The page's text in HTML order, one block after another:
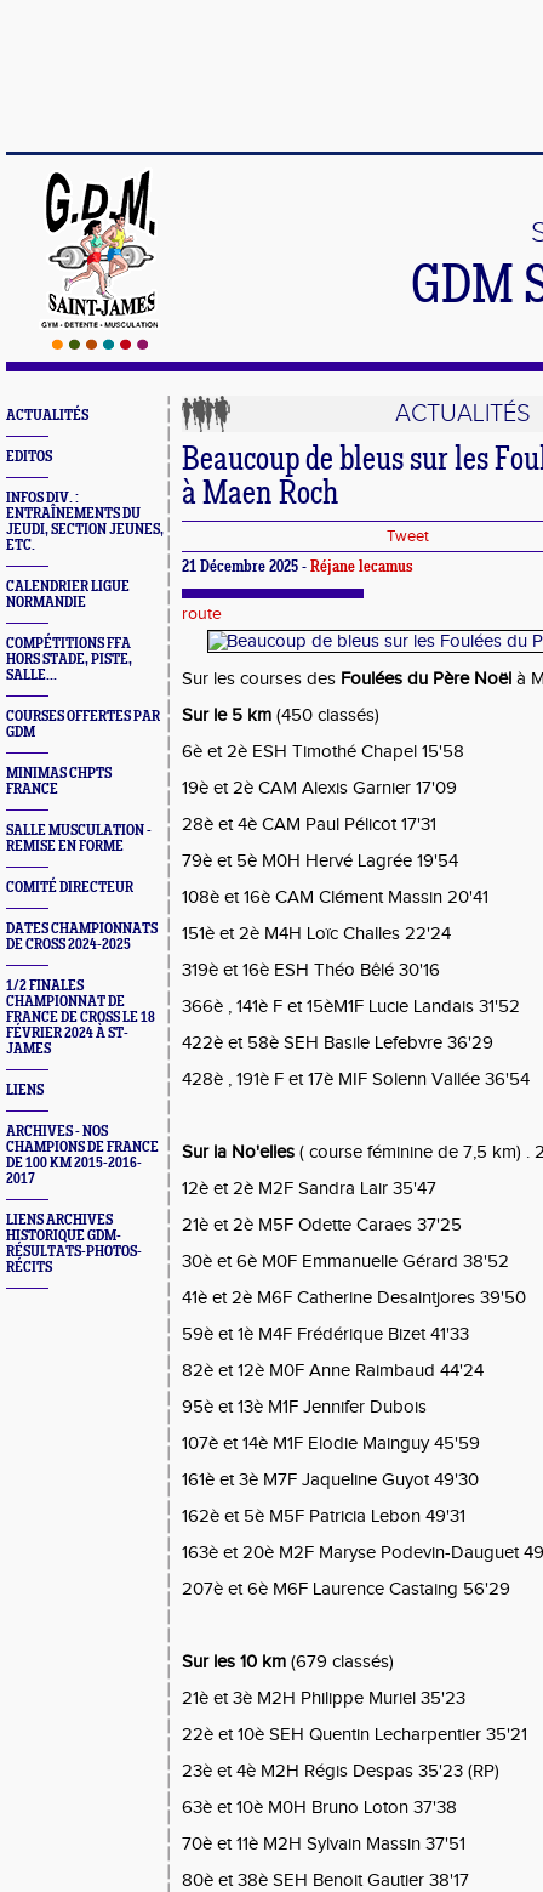
GDM
ACTUALITÉS
EDITOS
INFOS DIV. :
ENTRAÎNEMENTS DU
JEUDI, SECTION JEUNES,
ETC.
CALENDRIER LIGUE
NORMANDIE
COMPÉTITIONS FFA
HORS STADE, PISTE,
SALLE...
COURSES OFFERTES PAR
GDM
MINIMAS CHPTS
FRANCE
SALLE MUSCULATION -
REMISE EN FORME
COMITÉ DIRECTEUR
DATES CHAMPIONNATS
DE CROSS 2024-2025
1/2 FINALES
CHAMPIONNAT DE
FRANCE DE CROSS LE 18
FÉVRIER 2024 À ST-
JAMES
LIENS
ARCHIVES - NOS
CHAMPIONS DE FRANCE
DE 100 KM 2015-2016-
2017
LIENS ARCHIVES
HISTORIQUE GDM-
RÉSULTATS-PHOTOS-
RÉCITS
ACTUALITÉS
Beaucoup de bleus sur les
à Maen Roch
Tweet
21 Décembre 2025 - Réjane lecamus
route
Sur les courses des Foulées du Père Noël à
Sur le 5 km (450 classés)
6è et 2è ESH Timothé Chapel 15'58
19è et 2è CAM Alexis Garnier 17'09
28è et 4è CAM Paul Pélicot 17'31
79è et 5è M0H Hervé Lagrée 19'54
108è et 16è CAM Clément Massin 20'41
151è et 2è M4H Loïc Challes 22'24
319è et 16è ESH Théo Bêlé 30'16
366è , 141è F et 15èM1F Lucie Landais 31'52
422è et 58è SEH Basile Lefebvre 36'29
428è , 191è F et 17è MIF Solenn Vallée 36'54
Sur la No'elles ( course féminine de 7,5 km) .
12è et 2è M2F Sandra Lair 35'47
21è et 2è M5F Odette Caraes 37'25
30è et 6è M0F Emmanuelle Gérard 38'52
41è et 2è M6F Catherine Desaintjores 39'50
59è et 1è M4F Frédérique Bizet 41'33
82è et 12è M0F Anne Raimbaud 44'24
95è et 13è M1F Jennifer Dubois
107è et 14è M1F Elodie Mainguy 45'59
161è et 3è M7F Jaqueline Guyot 49'30
162è et 5è M5F Patricia Lebon 49'31
163è et 20è M2F Maryse Podevin-Dauguet
207è et 6è M6F Laurence Castaing 56'29
Sur les 10 km (679 classés)
21è et 3è M2H Philippe Muriel 35'23
22è et 10è SEH Quentin Lecharpentier 35'21
23è et 4è M2H Régis Despas 35'23 (RP)
63è et 10è M0H Bruno Loton 37'38
70è et 11è M2H Sylvain Massin 37'51
80è et 38è SEH Benoit Gautier 38'17